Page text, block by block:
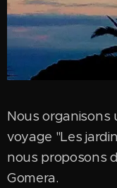
Nous organisons
voyage "Les
nous proposons
Gomera.